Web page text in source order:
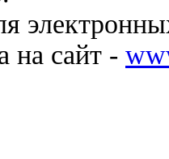
на сайт -